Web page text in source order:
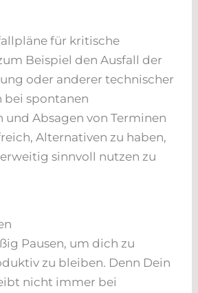
für kritische
Beispiel den Ausfall der
oder anderer technischer
bei spontanen
und Absagen von Terminen
Alternativen zu haben,
sinnvoll nutzen zu
Pausen, um dich zu
zu bleiben. Denn Dein
nicht immer bei